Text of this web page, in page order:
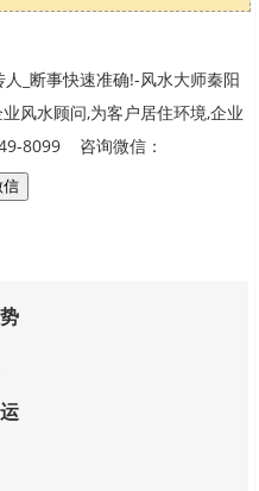
_断事快速准确!-风水大师秦阳
风水顾问,为客户居住环境,企业
8099 咨询微信：
信